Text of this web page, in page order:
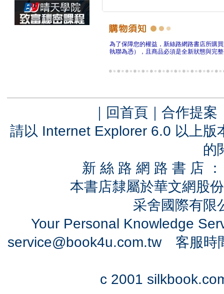
為了保障您的權益，新絲路網路書店所購
執聯為憑），且商品必須是全新狀態與完
｜ 回首頁 ｜ 合作提案
請以 Internet Explorer 6.0 以上
的
新 絲 路 網 路 書 店
本書店隸屬於華文網股
采舍國際有
Your Personal Knowledge
service@book4u.com.tw客服時
c 2001